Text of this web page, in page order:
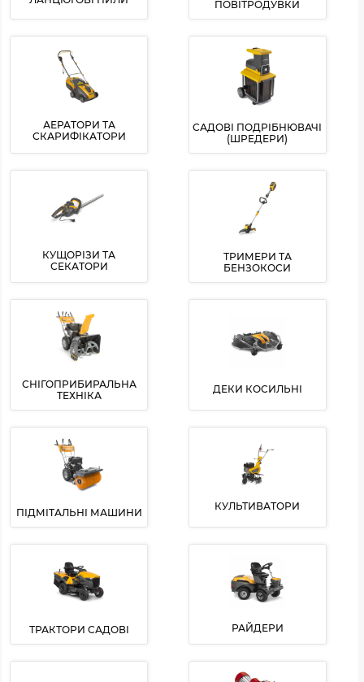
ПОВІТРОДУВКИ
АЕРАТОРИ ТА
СКАРИФІКАТОРИ
САДОВІ ПОДРІБНЮВАЧІ
(ШРЕДЕРИ)
КУЩОРІЗИ ТА
СЕКАТОРИ
ТРИМЕРИ ТА
БЕНЗОКОСИ
СНІГОПРИБИРАЛЬНА
ТЕХНІКА
ДЕКИ КОСИЛЬНІ
ПІДМІТАЛЬНІ МАШИНИ
КУЛЬТИВАТОРИ
ТРАКТОРИ САДОВІ РАЙДЕРИ